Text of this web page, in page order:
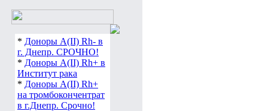
* Доноры А(ІІ) Rh- в
г. Днепр. СРОЧНО!
* Доноры А(ІІ) Rh+ в
Институт рака
* Доноры А(ІІ) Rh+
на тромбокончентрат
в г.Днепр. Срочно!